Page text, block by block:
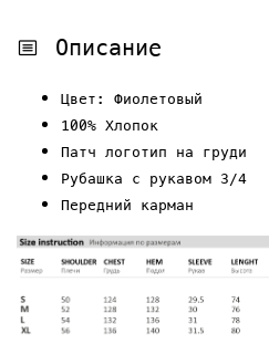
Описание
Цвет: Фиолетовый
100% Хлопок
Патч логотип на груди
Рубашка с рукавом 3/4
Передний карман